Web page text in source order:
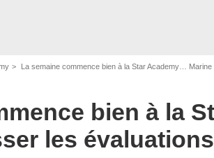
La semaine commence bien à la Star Academy…
bien à la
les